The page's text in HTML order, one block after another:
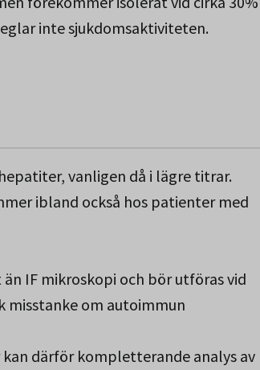
inte sjukdomsaktiviteten.
vanligen då i lägre titrar.
ibland också hos patienter med
IF mikroskopi och bör utföras vid
misstanke om autoimmun
därför kompletterande analys av